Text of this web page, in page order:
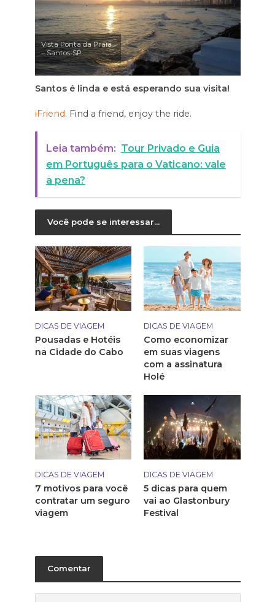
Vista Ponta da Praia
– Santos-SP
Santos é linda e está esperando sua visita!
iFriend. Find a friend, enjoy the ride.
Leia também: Tour Privado e Guia
em Português para o Vaticano: vale
a pena?
Você pode se interessar...
DICAS DE VIAGEM
Pousadas e Hotéis
na Cidade do Cabo
DICAS DE VIAGEM
Como economizar
em suas viagens
com a assinatura
Holé
DICAS DE VIAGEM
7 motivos para você
contratar um seguro
viagem
DICAS DE VIAGEM
5 dicas para quem
vai ao Glastonbury
Festival
Comentar